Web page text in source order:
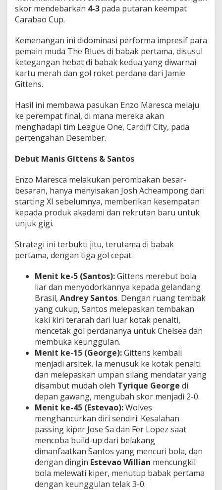
F
a
l
skor mendebarkan 4-3 pada putaran keempat
Carabao Cup.
Kemenangan ini didominasi performa impresif para
pemain muda The Blues di babak pertama, disusul
ketegangan hebat di babak kedua yang diwarnai
kartu merah dan gol roket perdana dari Jamie
Gittens.
Hasil ini membawa pasukan Enzo Maresca melaju
ke perempat final, di mana mereka akan
menghadapi tim League One, Cardiff City, pada
pertengahan Desember.
Debut Manis Gittens & Santos
Enzo Maresca melakukan perombakan besar-
besaran, hanya menyisakan Josh Acheampong dari
starting XI sebelumnya, memberikan kesempatan
kepada produk akademi dan rekrutan baru untuk
unjuk gigi.
Strategi ini terbukti jitu, terutama di babak
pertama, dengan tiga gol cepat.
Menit ke-5 (Santos):Gittens merebut bola
liar dan menyodorkannya kepada gelandang
Brasil, Andrey Santos. Dengan ruang tembak
yang cukup, Santos melepaskan tembakan
kaki kiri terarah dari luar kotak penalti,
mencetak gol perdananya untuk Chelsea dan
membuka keunggulan.
Menit ke-15 (George):Gittens kembali
menjadi arsitek. Ia menusuk ke kotak penalti
dan melepaskan umpan silang mendatar yang
disambut mudah oleh Tyrique George di
depan gawang, mengubah skor menjadi 2-0.
Menit ke-45 (Estevao):Wolves
menghancurkan diri sendiri. Kesalahan
passing kiper Jose Sa dan Fer Lopez saat
mencoba build-up dari belakang
dimanfaatkan Santos yang mencuri bola, dan
dengan dingin Estevao Willian mencungkil
bola melewati kiper, menutup babak pertama
dengan keunggulan telak 3-0.